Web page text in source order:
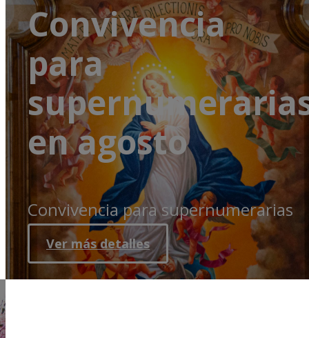
Convivencia
para
en agosto
Convivencia para supernumerarias
Ver más detalles